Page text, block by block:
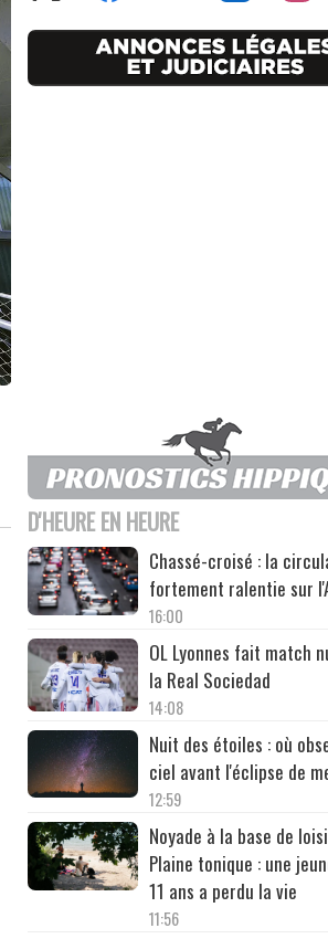
D'HEURE EN HEURE
Chassé-croisé : la
fortement ralentie sur
16:00
OL Lyonnes fait match
la Real Sociedad
14:08
Nuit des étoiles : où
ciel avant l'éclipse de
12:59
Noyade à la base de
Plaine tonique : une
11 ans a perdu la vie
11:56